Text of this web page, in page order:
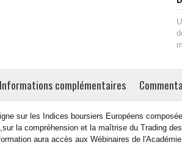
Informations complémentaires
sur les Indices boursiers Européens
la compréhension et la maîtrise du Trading
aura accès aux Wébinaires de